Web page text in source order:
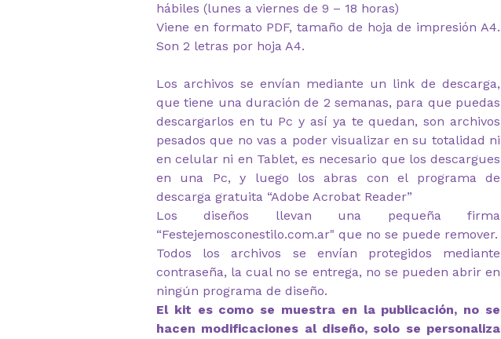
hábiles (lunes a viernes de 9 – 18 horas)
Viene en formato PDF, tamaño de hoja de impresión A4.
Son 2 letras por hoja A4.
Los archivos se envían mediante un link de descarga,
que tiene una duración de 2 semanas, para que puedas
descargarlos en tu Pc y así ya te quedan, son archivos
pesados que no vas a poder visualizar en su totalidad ni
en celular ni en Tablet, es necesario que los descargues
en una Pc, y luego los abras con el programa de
descarga gratuita “Adobe Acrobat Reader”
Los diseños llevan una pequeña firma
“Festejemosconestilo.com.ar" que no se puede remover.
Todos los archivos se envían protegidos mediante
contraseña, la cual no se entrega, no se pueden abrir en
ningún programa de diseño.
El kit es como se muestra en la publicación, no se
hacen modificaciones al diseño, solo se personaliza